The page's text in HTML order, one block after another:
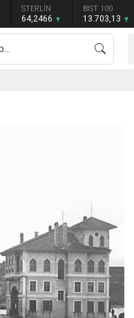
STERLİN
64,2466
BIST 100
13.703,13